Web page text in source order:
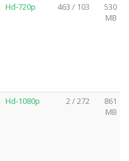
Hd-720p 463 / 103
530
MB
Hd-1080p 2 / 272
861
MB